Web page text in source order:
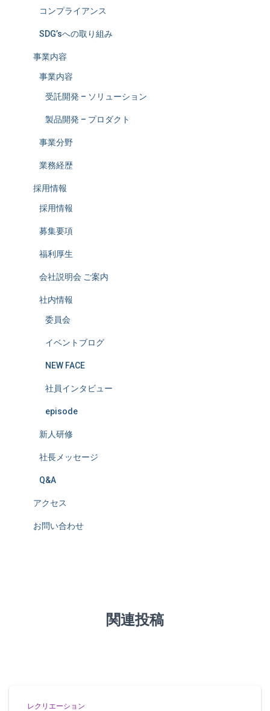
コンプライアンス
SDG’sへの取り組み
事業内容
事業内容
受託開発 – ソリューション
製品開発 – プロダクト
事業分野
業務経歴
採用情報
採用情報
募集要項
福利厚生
会社説明会 ご案内
社内情報
委員会
イベントブログ
NEW FACE
社員インタビュー
episode
新人研修
社長メッセージ
Q&A
アクセス
お問い合わせ
関連投稿
レクリエーション